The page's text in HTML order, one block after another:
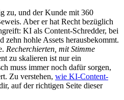
zu, und der Kunde mit 360
Aber er hat Recht bezüglich
KI als Content-Schredder, bei
zehn hohle Assets herausbekommt.
Recherchierten, mit Stimme
zu skalieren ist nur ein
muss immer noch dafür sorgen,
Zu verstehen, wie KI-Content-
auf der richtigen Seite dieser